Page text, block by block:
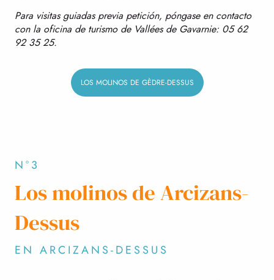
Para visitas guiadas previa petición, póngase en contacto
con la oficina de turismo de Vallées de Gavarnie: 05 62
92 35 25.
LOS MOLINOS DE GÈDRE-DESSUS
N°3
Los molinos de Arcizans-
Dessus
EN ARCIZANS-DESSUS